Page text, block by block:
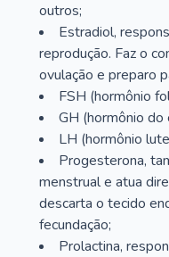
outros;
Estradiol,
reprodução. Faz o
ovulação e preparo
FSH (hormônio
GH (hormônio do
LH (hormônio
Progesterona,
menstrual e atua
descarta o tecido
fecundação;
Prolactina,